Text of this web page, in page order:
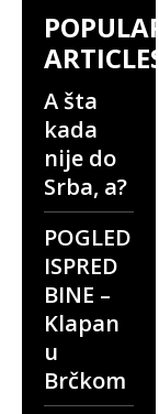
POPULAR
ARTICLES
A šta
kada
nije do
Srba, a?
POGLED
ISPRED
BINE –
Klapan
u
Brčkom